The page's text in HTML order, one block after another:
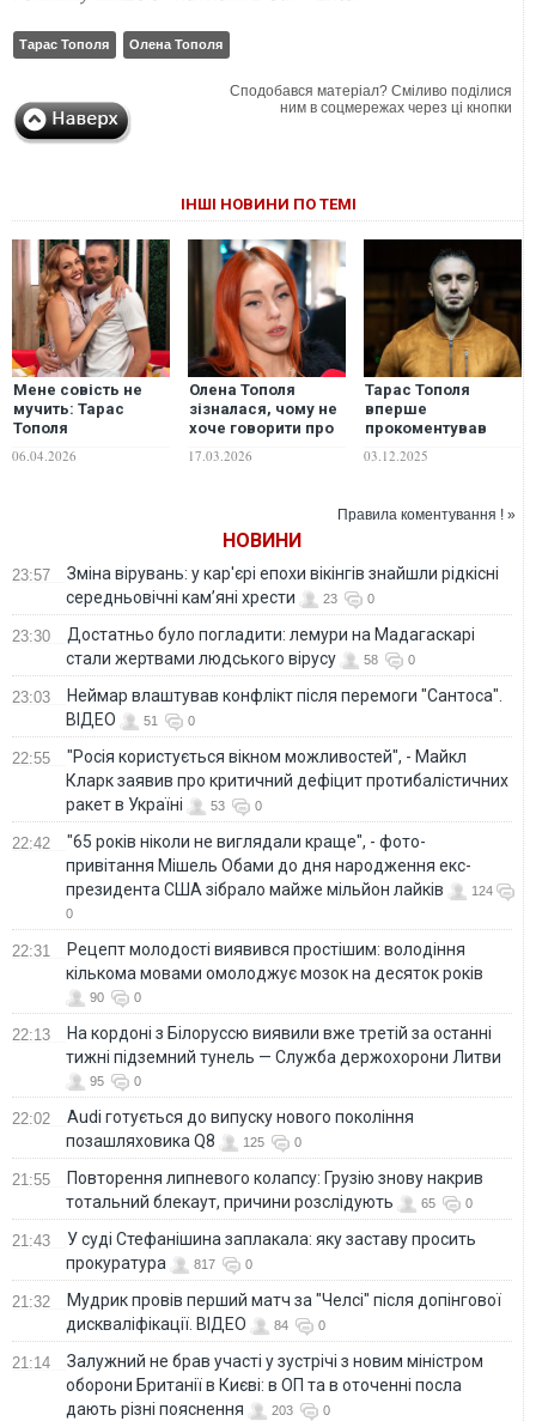
Тарас Тополя Олена Тополя
Сподобався матеріал? Сміливо поділися
ним в соцмережах через ці кнопки
ІНШІ НОВИНИ ПО ТЕМІ
Мене совість не
мучить: Тарас
Тополя
прокоментував
розлучення з
06.04.2026
Олена Тополя
зізналася, чому не
хоче говорити про
колишнього
чоловіка
17.03.2026
Тарас Тополя
вперше
прокоментував
розлучення
03.12.2025
Правила коментування ! »
НОВИНИ
23:57
Зміна вірувань: у кар'єрі епохи вікінгів знайшли рідкісні
середньовічні кам’яні хрести
23 0
23:30
Достатньо було погладити: лемури на Мадагаскарі
стали жертвами людського вірусу
58 0
23:03
Неймар влаштував конфлікт після перемоги "Сантоса".
ВІДЕО
51 0
22:55
"Росія користується вікном можливостей", - Майкл
Кларк заявив про критичний дефіцит протибалістичних
ракет в Україні
53 0
22:42
"65 років ніколи не виглядали краще", - фото-
привітання Мішель Обами до дня народження екс-
президента США зібрало майже мільйон лайків
124
0
22:31
Рецепт молодості виявився простішим: володіння
кількома мовами омолоджує мозок на десяток років
90 0
22:13
На кордоні з Білоруссю виявили вже третій за останні
тижні підземний тунель — Служба держохорони Литви
95 0
22:02
Audi готується до випуску нового покоління
позашляховика Q8
125 0
21:55
Повторення липневого колапсу: Грузію знову накрив
тотальний блекаут, причини розслідують
65 0
21:43
У суді Стефанішина заплакала: яку заставу просить
прокуратура
817 0
21:32
Мудрик провів перший матч за "Челсі" після допінгової
дискваліфікації. ВІДЕО
84 0
21:14
Залужний не брав участі у зустрічі з новим міністром
оборони Британії в Києві: в ОП та в оточенні посла
дають різні пояснення
203 0